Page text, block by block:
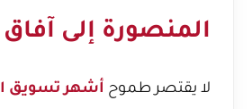
المنصورة إلى
لا يقتصر طموح أشهر تسويق